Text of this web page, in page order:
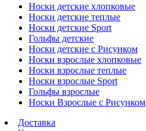
Носки детские хлопковые
Носки детские теплые
Носки детские Sport
Гольфы детские
Носки детские с Рисунком
Носки взрослые хлопковые
Носки взрослые теплые
Носки взрослые Sport
Гольфы взрослые
Носки Взрослые с Рисунком
Доставка